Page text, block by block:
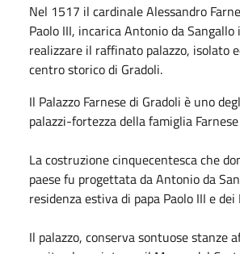
Nel 1517 il cardinale Alessandro
Paolo III, incarica Antonio da Sangallo
realizzare il raffinato palazzo, isolato
centro storico di Gradoli.
Il Palazzo Farnese di Gradoli è uno
palazzi-fortezza della famiglia
La costruzione cinquecentesca che
paese fu progettata da Antonio da
residenza estiva di papa Paolo III e dei
Il palazzo, conserva sontuose stanze